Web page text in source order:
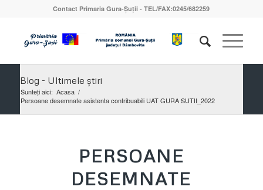
Contact Primaria Gura-Șuții - TEL/FAX:0245/682259
Blog - Ultimele știri
Sunteți aici: Acasa /
Persoane desemnate asistenta contribuabili UAT GURA SUTII_2022
PERSOANE
DESEMNATE